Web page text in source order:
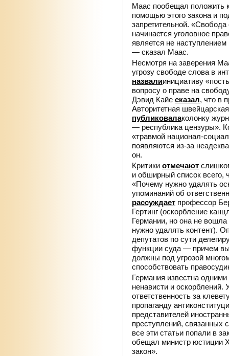
Маас пообещал положить
помощью этого закона и
запретительной.
начинается уголовное
является не
— сказал Маас.
Несмотря на заверения
угрозу свободе слова в
назвалиинициативу
вопросу о праве на
Дэвид Кайе сказал, что в
Авторитетная
публиковалаколонку
— республика цензуры».
«травмой национал-
появляются из-за
он.
Критики отмечают
и обширный список всего,
«Почему нужно удалять
упоминаний об
рассуждает профессор
Гертинг (оскорбление
Германии, но она не
нужно удалять контент).
депутатов по сути
функции суда — причем
должны под угрозой
способствовать
Германия известна
ненависти и оскорблений.
ответственность за
пропаганду
представителей
преступлений, связанных
все эти статьи попали в
обещал министр юстиции
закон».